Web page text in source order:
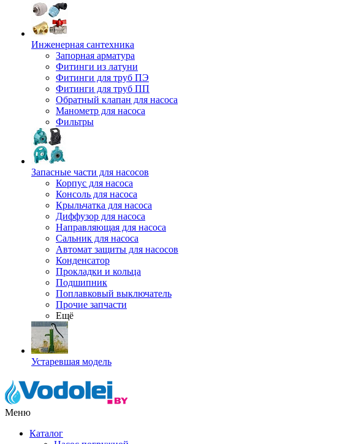
Инженерная сантехника
Запорная арматура
Фитинги из латуни
Фитинги для труб ПЭ
Фитинги для труб ПП
Обратный клапан для насоса
Манометр для насоса
Фильтры
Запасные части для насосов
Корпус для насоса
Консоль для насоса
Крыльчатка для насоса
Диффузор для насоса
Направляющая для насоса
Сальник для насоса
Автомат защиты для насосов
Конденсатор
Прокладки и кольца
Подшипник
Поплавковый выключатель
Прочие запчасти
Ещё
Устаревшая модель
Меню
Каталог